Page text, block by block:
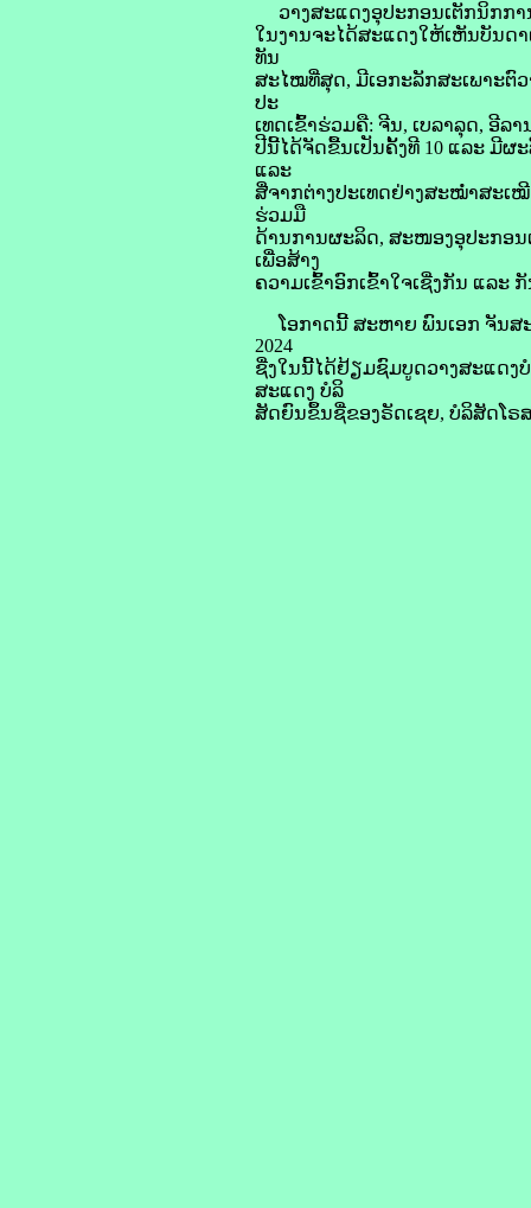
ວາງສະແດງອຸປະກອນເຕັກນິກການ
ໃນງານຈະໄດ້ສະແດງໃຫ້ເຫັນບັນດ
ທັນ
ສະໄໝທີ່ສຸດ, ມີເອກະລັກສະເພາະຕົ
ປະ
ເທດເຂົ້າຮ່ວມຄື: ຈີນ, ເບລາລຸດ, ອີລ
ປີນີ້ໄດ້ຈັດຂື້ນເປັນຄັ້ງທີ 10 ແລະ ມີ
ແລະ
ສື່ຈາກຕ່າງປະເທດຢ່າງສະໝໍ່າສະເ
ຮ່ວມມື
ດ້ານການຜະລິດ, ສະໜອງອຸປະກອນ
ເພື່ອສ້າງ
ຄວາມເຂົ້າອົກເຂົ້າໃຈເຊີ່ງກັນ ແລ
ໂອກາດນີ້ ສະຫາຍ ພົນເອກ ຈັນສ
2024
ຊື່ງໃນນີ້ໄດ້ຢ້ຽມຊົມບູດວາງສະແດງ
ສະແດງ ບໍລິ
ສັດຍົນຂຶ້ນຊື່ຂອງຣັດເຊຍ, ບໍລິສັດໂຣ